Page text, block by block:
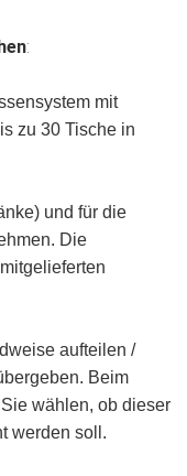
:
mit
zu 30 Tische in
und für die
Die
aufteilen /
Beim
wählen, ob dieser
werden soll.